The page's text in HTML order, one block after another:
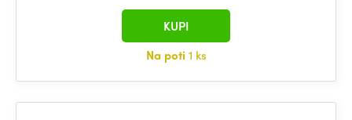
Na poti 1 ks
KUPI